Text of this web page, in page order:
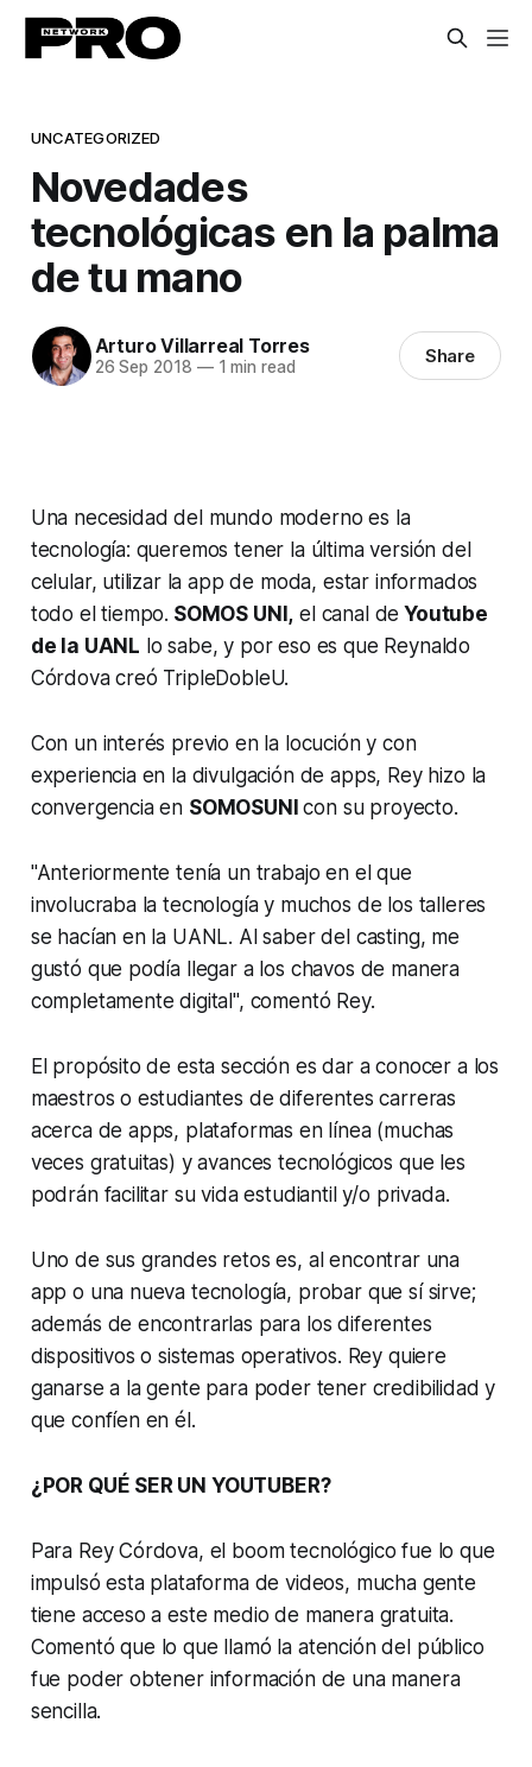
UNCATEGORIZED
Novedades
tecnológicas en la palma
de tu mano
Arturo Villarreal Torres
26 Sep 2018 —1 min read Share
Una necesidad del mundo moderno es la
tecnología: queremos tener la última versión del
celular, utilizar la app de moda, estar informados
todo el tiempo. SOMOS UNI, el canal de Youtube
de la UANL lo sabe, y por eso es que Reynaldo
Córdova creó TripleDobleU.
Con un interés previo en la locución y con
experiencia en la divulgación de apps, Rey hizo la
convergencia en SOMOSUNIcon su proyecto.
"Anteriormente tenía un trabajo en el que
involucraba la tecnología y muchos de los talleres
se hacían en la UANL. Al saber del casting, me
gustó que podía llegar a los chavos de manera
completamente digital", comentó Rey.
El propósito de esta sección es dar a conocer a los
maestros o estudiantes de diferentes carreras
acerca de apps, plataformas en línea (muchas
veces gratuitas) y avances tecnológicos que les
podrán facilitar su vida estudiantil y/o privada.
Uno de sus grandes retos es, al encontrar una
app o una nueva tecnología, probar que sí sirve;
además de encontrarlas para los diferentes
dispositivos o sistemas operativos. Rey quiere
ganarse a la gente para poder tener credibilidad y
que confíen en él.
¿POR QUÉ SER UN YOUTUBER?
Para Rey Córdova, el boom tecnológico fue lo que
impulsó esta plataforma de videos, mucha gente
tiene acceso a este medio de manera gratuita.
Comentó que lo que llamó la atención del público
fue poder obtener información de una manera
sencilla.